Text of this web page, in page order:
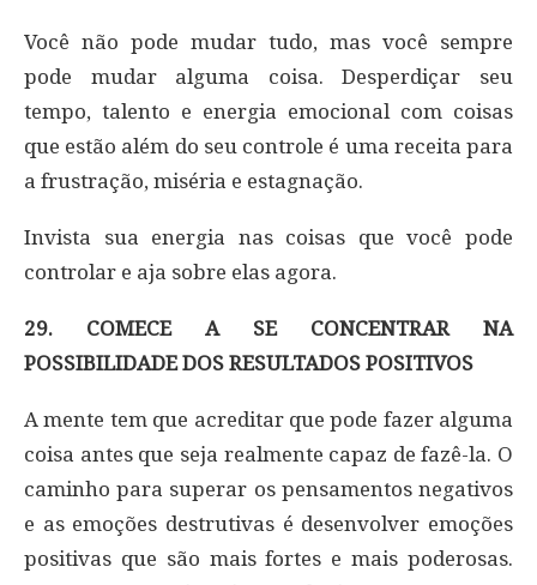
Você não pode mudar tudo, mas você sempre
pode mudar alguma coisa. Desperdiçar seu
tempo, talento e energia emocional com coisas
que estão além do seu controle é uma receita para
a frustração, miséria e estagnação.
Invista sua energia nas coisas que você pode
controlar e aja sobre elas agora.
29. COMECE A SE CONCENTRAR NA
POSSIBILIDADE DOS RESULTADOS POSITIVOS
A mente tem que acreditar que pode fazer alguma
coisa antes que seja realmente capaz de fazê-la. O
caminho para superar os pensamentos negativos
e as emoções destrutivas é desenvolver emoções
positivas que são mais fortes e mais poderosas.